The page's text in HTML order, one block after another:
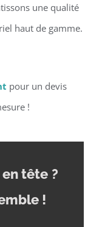
une qualité
haut de gamme.
pour un devis
!
en tête ?
!